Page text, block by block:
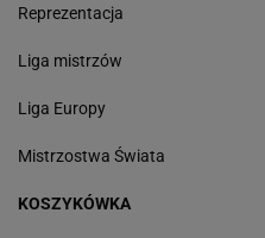
Reprezentacja
Liga mistrzów
Liga Europy
Mistrzostwa Świata
KOSZYKÓWKA